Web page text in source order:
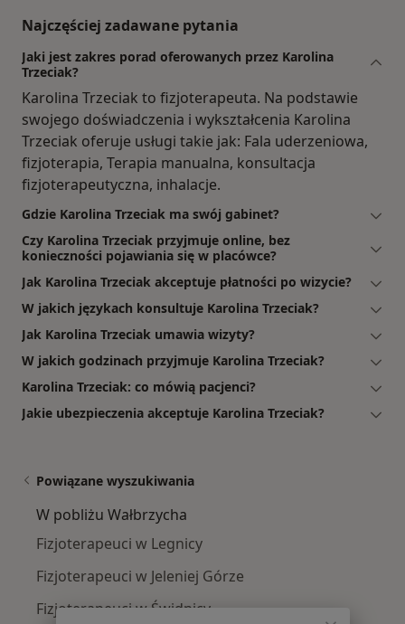
Najczęściej zadawane pytania
Jaki jest zakres porad oferowanych przez Karolina
Trzeciak?
Karolina Trzeciak to fizjoterapeuta. Na podstawie
swojego doświadczenia i wykształcenia Karolina
Trzeciak oferuje usługi takie jak: Fala uderzeniowa,
fizjoterapia, Terapia manualna, konsultacja
fizjoterapeutyczna, inhalacje.
Gdzie Karolina Trzeciak ma swój gabinet?
Czy Karolina Trzeciak przyjmuje online, bez
konieczności pojawiania się w placówce?
Jak Karolina Trzeciak akceptuje płatności po wizycie?
W jakich językach konsultuje Karolina Trzeciak?
Jak Karolina Trzeciak umawia wizyty?
W jakich godzinach przyjmuje Karolina Trzeciak?
Karolina Trzeciak: co mówią pacjenci?
Jakie ubezpieczenia akceptuje Karolina Trzeciak?
Powiązane wyszukiwania
W pobliżu Wałbrzycha
Fizjoterapeuci w Legnicy
Fizjoterapeuci w Jeleniej Górze
Fizjoterapeuci w Świdnicy